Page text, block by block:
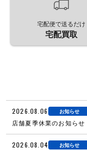
宅配便で送るだけ
宅配買取
2026.08.06 お知らせ
店舗夏季休業のお知らせ
2026.08.04 お知らせ